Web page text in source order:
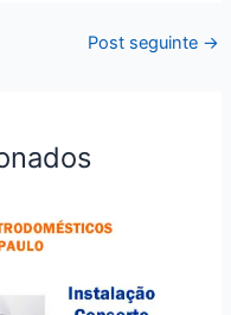
Post seguinte →